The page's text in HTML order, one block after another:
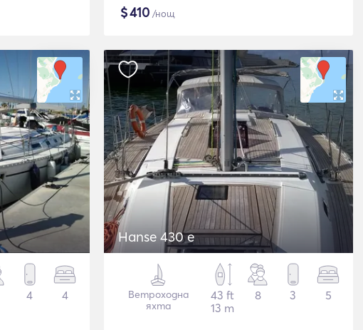
$410 /нощ
4 4
Hanse 430 e
Ветроходна
яхта
43 ft
13 m
8 3 5